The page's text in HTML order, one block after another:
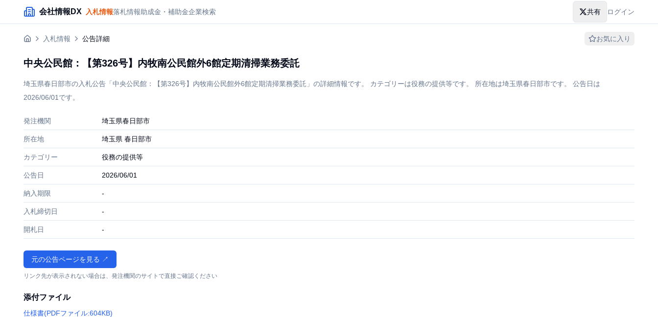
メインコンテンツにスキップ
会社情報DX 入札情報落札情報助成金・補助金企業検索 共有 ログイン
入札情報 公告詳細 お気に入り
中央公民館：【第326号】内牧南公民館外6館定期清掃業務委託
埼玉県春日部市の入札公告「中央公民館：【第326号】内牧南公民館外6館定期清掃業務委託」の詳細情報です。 カテゴリーは役務の提供等です。 所在地は埼玉県春日部市です。 公告日は
2026/06/01です。
発注機関 埼玉県春日部市
所在地 埼玉県 春日部市
カテゴリー 役務の提供等
公告日 2026/06/01
納入期限 -
入札締切日 -
開札日 -
元の公告ページを見る ↗
リンク先が表示されない場合は、発注機関のサイトで直接ご確認ください
添付ファイル
仕様書(PDFファイル:604KB)